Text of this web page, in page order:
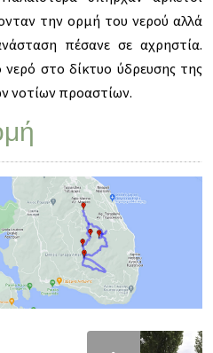
την ορμή του νερού αλλά
πέσανε σε αχρηστία.
στο δίκτυο ύδρευσης της
νοτίων προαστίων.